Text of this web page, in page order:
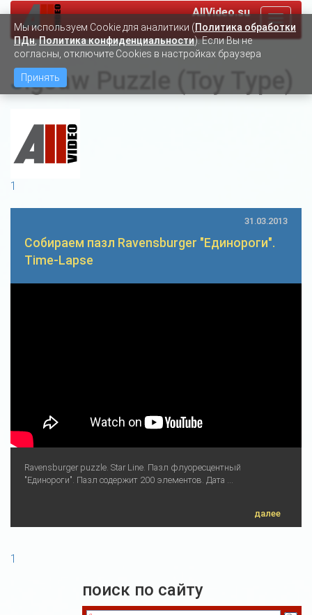
AllVideo.su
Jigsaw Puzzle (Toy Type)
1
31.03.2013
Собираем пазл Ravensburger "Единороги".
Time-Lapse
Ravensburger puzzle. Star Line. Пазл флуоресцентный
"Единороги". Пазл содержит 200 элементов. Дата ...
далее
1
поиск по сайту
Мы используем Сookie для аналитики (Политика обработки
ПДн,Политика конфиденциальности). Если Вы не
согласны, отключите Cookies в настройках браузера
Принять